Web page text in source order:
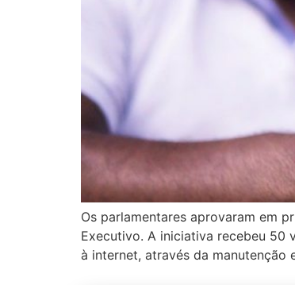
Os parlamentares aprovaram em
Executivo. A iniciativa recebeu 50
à internet, através da